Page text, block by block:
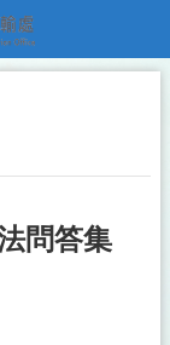
問答集